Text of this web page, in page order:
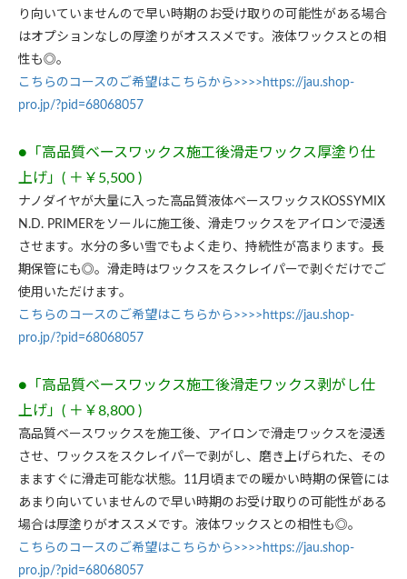
り向いていませんので早い時期のお受け取りの可能性がある場合
はオプションなしの厚塗りがオススメです。液体ワックスとの相
性も◎。
こちらのコースのご希望はこちらから>>>>https://jau.shop-
pro.jp/?pid=68068057
●「高品質ベースワックス施工後滑走ワックス厚塗り仕
上げ」( ＋￥5,500 )
ナノダイヤが大量に入った高品質液体ベースワックスKOSSYMIX
N.D. PRIMERをソールに施工後、滑走ワックスをアイロンで浸透
させます。水分の多い雪でもよく走り、持続性が高まります。長
期保管にも◎。滑走時はワックスをスクレイパーで剥ぐだけでご
使用いただけます。
こちらのコースのご希望はこちらから>>>>https://jau.shop-
pro.jp/?pid=68068057
●「高品質ベースワックス施工後滑走ワックス剥がし仕
上げ」( ＋￥8,800 )
高品質ベースワックスを施工後、アイロンで滑走ワックスを浸透
させ、ワックスをスクレイパーで剥がし、磨き上げられた、その
まますぐに滑走可能な状態。11月頃までの暖かい時期の保管には
あまり向いていませんので早い時期のお受け取りの可能性がある
場合は厚塗りがオススメです。液体ワックスとの相性も◎。
こちらのコースのご希望はこちらから>>>>https://jau.shop-
pro.jp/?pid=68068057